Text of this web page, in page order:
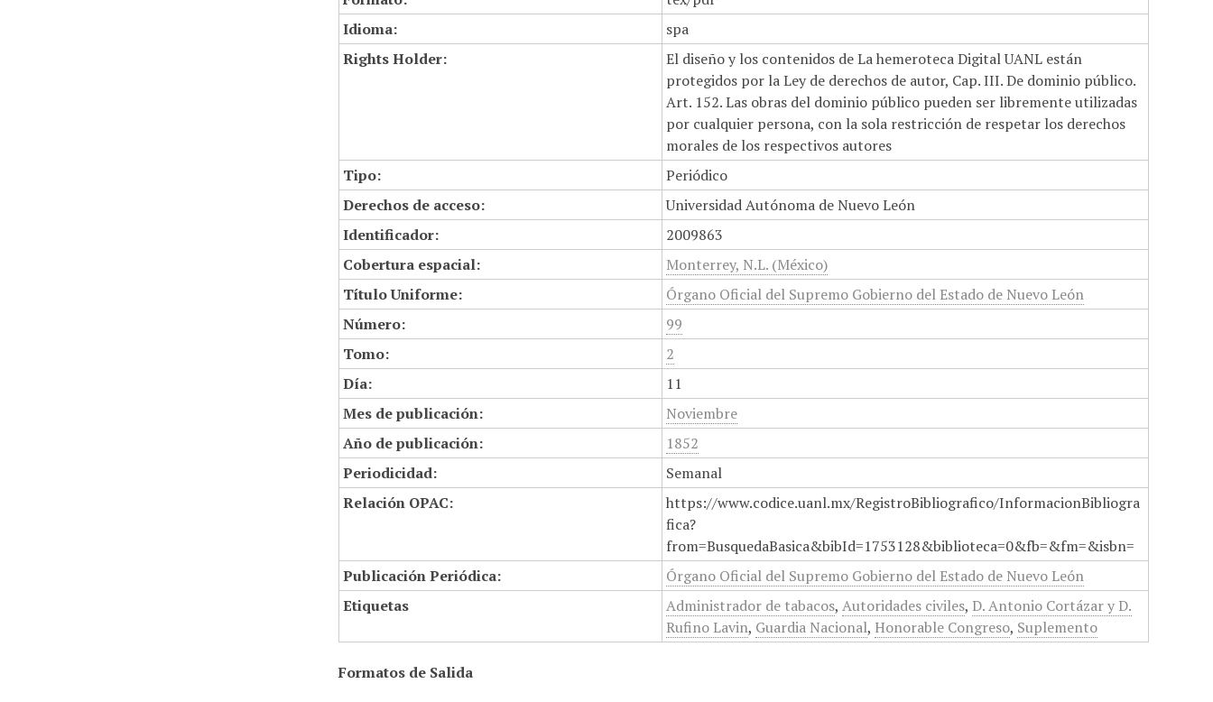
Idioma:
spa
Rights Holder:
El diseño y los contenidos de La hemeroteca Digital UANL están
protegidos por la Ley de derechos de autor, Cap. III. De dominio público.
Art. 152. Las obras del dominio público pueden ser libremente utilizadas
por cualquier persona, con la sola restricción de respetar los derechos
morales de los respectivos autores
Tipo:
Periódico
Derechos de acceso:
Universidad Autónoma de Nuevo León
Identificador:
2009863
Cobertura espacial:
Monterrey, N.L. (México)
Título Uniforme:
Órgano Oficial del Supremo Gobierno del Estado de Nuevo León
Número:
99
Tomo:
2
Día:
11
Mes de publicación:
Noviembre
Año de publicación:
1852
Periodicidad:
Semanal
Relación OPAC:
https://www.codice.uanl.mx/RegistroBibliografico/InformacionBibliogra
fica?
from=BusquedaBasica&bibId=1753128&biblioteca=0&fb=&fm=&isbn=
Publicación Periódica:
Órgano Oficial del Supremo Gobierno del Estado de Nuevo León
Etiquetas
Administrador de tabacos,Autoridades civiles, D. Antonio Cortázar y D.
Rufino Lavin, Guardia Nacional, Honorable Congreso, Suplemento
Formatos de Salida